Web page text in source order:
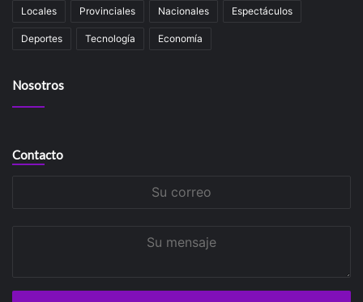
Locales Provinciales Nacionales Espectáculos
Deportes Tecnología Economía
Nosotros
Contacto